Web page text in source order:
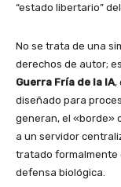
“estado libertario”
No se trata de una
derechos de autor;
Guerra Fría de la IA,
diseñado para
generan, el «borde»
a un servidor
tratado formalmente
defensa biológica.